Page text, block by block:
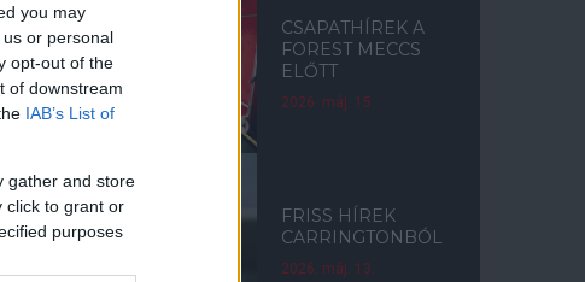
you may
or personal
opt-out of the
of downstream
IAB’s List of
gather and store
click to grant or
purposes
CSAPATHÍREK A
FOREST MECCS
ELŐTT
2026. máj. 15.
FRISS HÍREK
CARRINGTONBÓL
2026. máj. 13.